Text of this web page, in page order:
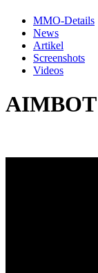
MMO-Details
News
Artikel
Screenshots
Videos
AIMBOT